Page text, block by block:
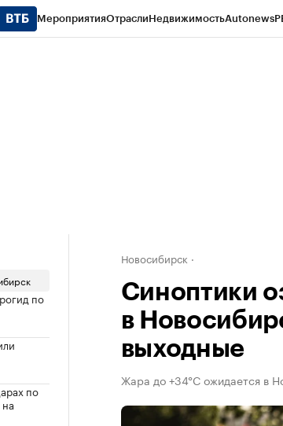
МероприятияОтраслиНедвижимостьAutonews
по
по
Новосибирск
Синоптики
в
выходные
Жара до +34°C ожидается в